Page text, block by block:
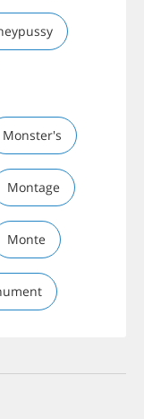
Monster's
Montage
Monte